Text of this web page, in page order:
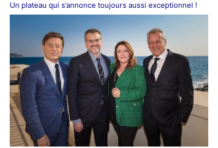
Un plateau qui s’annonce toujours aussi exceptionnel !